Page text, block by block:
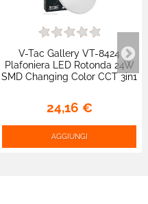
V-Tac Gallery VT-8424
Plafoniera LED Rotonda 24W
SMD Changing Color CCT 3in1
24,16 €
AGGIUNGI